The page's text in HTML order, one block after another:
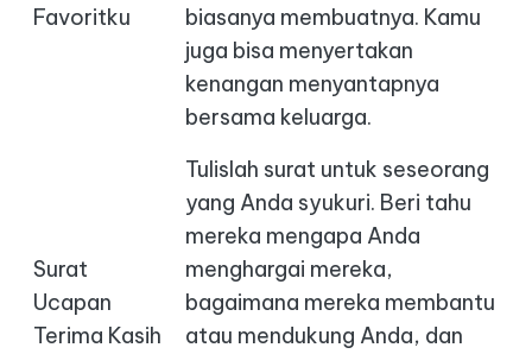
Favoritku
biasanya membuatnya. Kamu
juga bisa menyertakan
kenangan menyantapnya
bersama keluarga.
Surat
Ucapan
Terima Kasih
Tulislah surat untuk seseorang
yang Anda syukuri. Beri tahu
mereka mengapa Anda
menghargai mereka,
bagaimana mereka membantu
atau mendukung Anda, dan